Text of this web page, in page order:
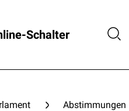
Schalter
Abstimmungen